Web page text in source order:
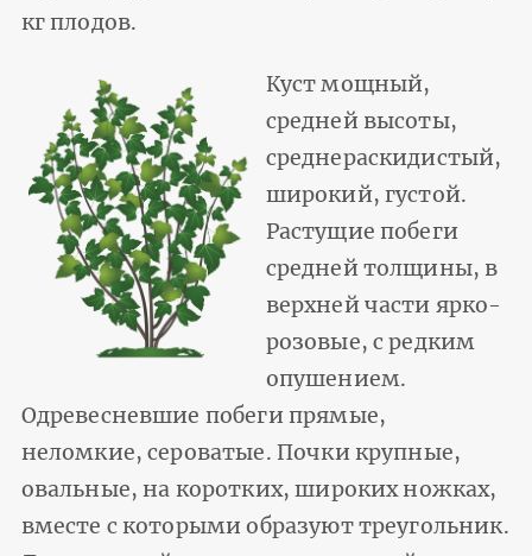
кг плодов.
Куст мощный,
средней высоты,
среднераскидистый,
широкий, густой.
Растущие побеги
средней толщины, в
верхней части ярко-
розовые, с редким
опушением.
Одревесневшие побеги прямые,
неломкие, сероватые. Почки крупные,
овальные, на коротких, широких ножках,
вместе с которыми образуют треугольник.